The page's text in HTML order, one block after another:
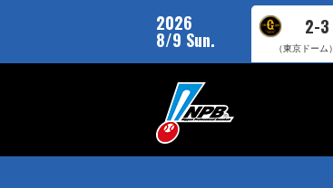
2026
8/9 Sun.
2-3
（東京ドーム）